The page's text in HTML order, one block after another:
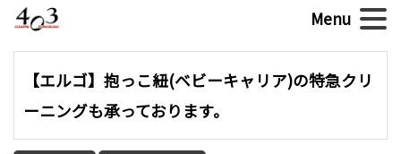
【エルゴ】抱っこ紐(ベビーキャリア)の特急クリ
ーニングも承っております。